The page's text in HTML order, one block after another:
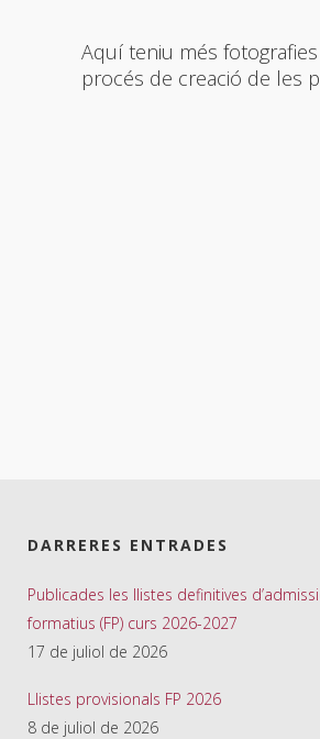
Aquí teniu més
procés de creació de les
DARRERES ENTRADES
Publicades les llistes definitives
formatius (FP) curs 2026-2027
17 de juliol de 2026
Llistes provisionals FP 2026
8 de juliol de 2026